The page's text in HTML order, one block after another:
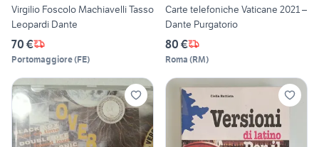
Virgilio Foscolo Machiavelli Tasso
Leopardi Dante
70 €
Portomaggiore(FE)
Carte telefoniche Vaticane 2021 –
Dante Purgatorio
80 €
Roma (RM)